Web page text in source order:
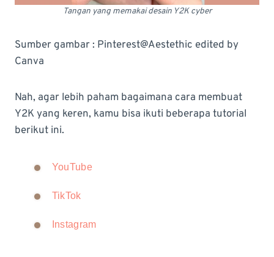
Tangan yang memakai desain Y2K cyber
Sumber gambar : Pinterest@Aestethic edited by
Canva
Nah, agar lebih paham bagaimana cara membuat
Y2K yang keren, kamu bisa ikuti beberapa tutorial
berikut ini.
YouTube
TikTok
Instagram